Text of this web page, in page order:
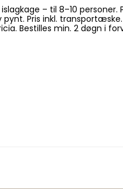
– til 8–10 personer.
pynt. Pris inkl.
Bestilles min. 2 døgn i